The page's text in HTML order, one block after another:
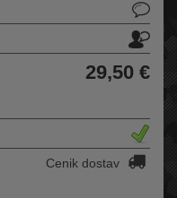
29,50 €
Cenik dostav